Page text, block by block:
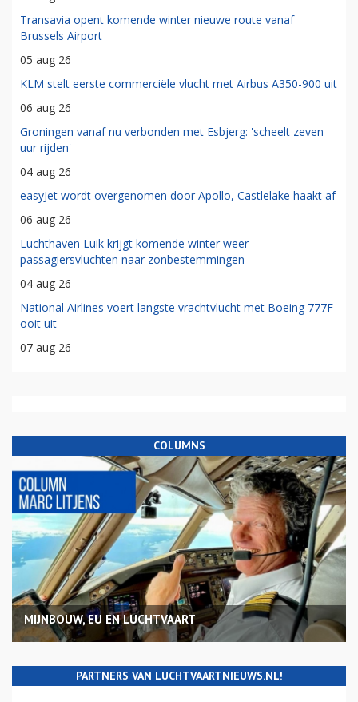
Transavia opent komende winter nieuwe route vanaf
Brussels Airport
05 aug 26
KLM stelt eerste commerciële vlucht met Airbus A350-900 uit
06 aug 26
Groningen vanaf nu verbonden met Esbjerg: 'scheelt zeven
uur rijden'
04 aug 26
easyJet wordt overgenomen door Apollo, Castlelake haakt af
06 aug 26
Luchthaven Luik krijgt komende winter weer
passagiersvluchten naar zonbestemmingen
04 aug 26
National Airlines voert langste vrachtvlucht met Boeing 777F
ooit uit
07 aug 26
COLUMNS
MIJNBOUW, EU EN LUCHTVAART
PARTNERS VAN LUCHTVAARTNIEUWS.NL!